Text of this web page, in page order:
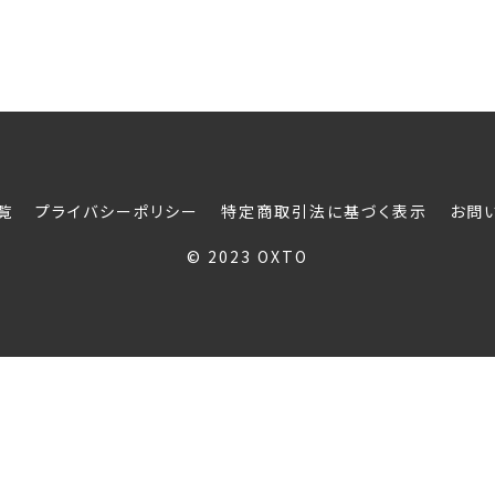
プライバシーポリシー 特定商取引法に基づく表示 お問
© 2023 OXTO